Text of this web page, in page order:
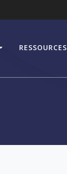
RESSOURCES